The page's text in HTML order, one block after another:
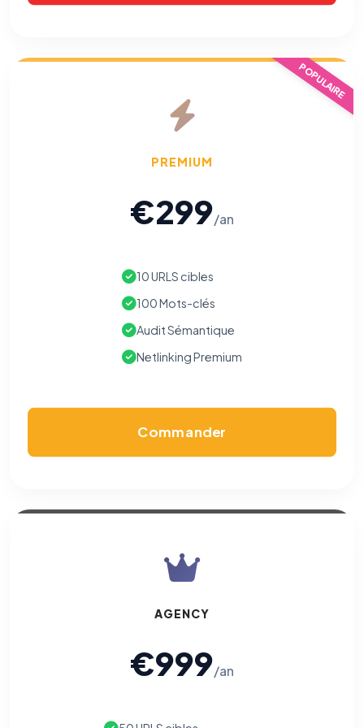
POPULAIRE
PREMIUM
€299/an
10 URLS cibles
100 Mots-clés
Audit Sémantique
Netlinking Premium
Commander
AGENCY
€999/an